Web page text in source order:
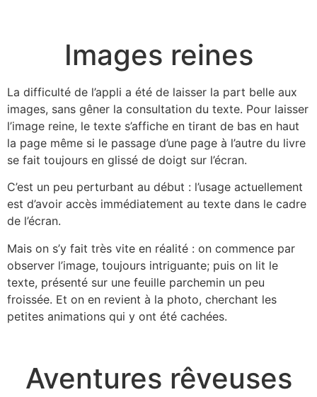
Images reines
La difficulté de l’appli a été de laisser la part belle aux
images, sans gêner la consultation du texte. Pour laisser
l’image reine, le texte s’affiche en tirant de bas en haut
la page même si le passage d’une page à l’autre du livre
se fait toujours en glissé de doigt sur l’écran.
C’est un peu perturbant au début : l’usage actuellement
est d’avoir accès immédiatement au texte dans le cadre
de l’écran.
Mais on s’y fait très vite en réalité : on commence par
observer l’image, toujours intriguante; puis on lit le
texte, présenté sur une feuille parchemin un peu
froissée. Et on en revient à la photo, cherchant les
petites animations qui y ont été cachées.
Aventures rêveuses